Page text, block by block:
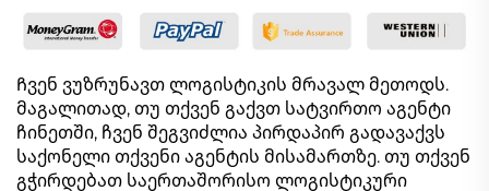
Ჩვენ ვუზრუნავთ ლოგისტიკის მრავალ მეთოდს.
მაგალითად, თუ თქვენ გაქვთ სატვირთო აგენტი
ჩინეთში, ჩვენ შეგვიძლია პირდაპირ გადავაქვს
საქონელი თქვენი აგენტის მისამართზე. თუ თქვენ
გჭირდებათ საერთაშორისო ლოგისტიკური